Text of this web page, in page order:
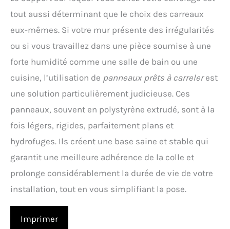
tout aussi déterminant que le choix des carreaux
eux-mêmes. Si votre mur présente des irrégularités
ou si vous travaillez dans une pièce soumise à une
forte humidité comme une salle de bain ou une
cuisine, l’utilisation de panneaux prêts à carrelerest
une solution particulièrement judicieuse. Ces
panneaux, souvent en polystyrène extrudé, sont à la
fois légers, rigides, parfaitement plans et
hydrofuges. Ils créent une base saine et stable qui
garantit une meilleure adhérence de la colle et
prolonge considérablement la durée de vie de votre
installation, tout en vous simplifiant la pose.
Imprimer